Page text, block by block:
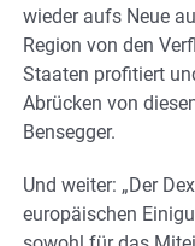
wieder aufs Neue
Region von den
Staaten profitiert
Abrücken von
Bensegger.
Und weiter: „Der
europäischen